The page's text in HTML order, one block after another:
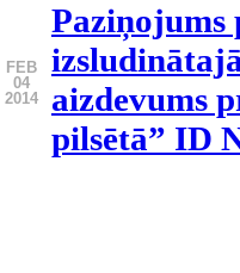
FEB
04
2014
Paziņojums
aizdevums
pilsētā” ID